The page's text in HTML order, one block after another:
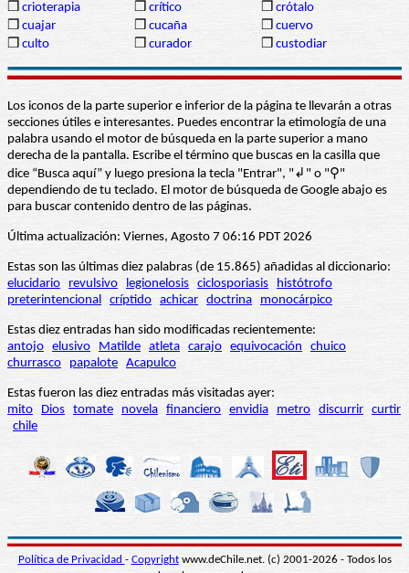
❒ crioterapia ❒ crítico ❒ crótalo
❒ cuajar ❒ cucaña ❒ cuervo
❒ culto ❒ curador ❒ custodiar
Los iconos de la parte superior e inferior de la página te llevarán a otras
secciones útiles e interesantes. Puedes encontrar la etimología de una
palabra usando el motor de búsqueda en la parte superior a mano
derecha de la pantalla. Escribe el término que buscas en la casilla que
dice “Busca aquí” y luego presiona la tecla "Entrar", "↲" o "⚲"
dependiendo de tu teclado. El motor de búsqueda de Google abajo es
para buscar contenido dentro de las páginas.
Última actualización: Viernes, Agosto 7 06:16 PDT 2026
Estas son las últimas diez palabras (de 15.865) añadidas al diccionario:
elucidario
revulsivo legionelosis ciclosporiasis
histótrofo
preterintencional críptido achicar doctrina monocárpico
Estas diez entradas han sido modificadas recientemente:
antojo elusivo Matilde atleta carajo equivocación
chuico
churrasco
papalote Acapulco
Estas fueron las diez entradas más visitadas ayer:
mito
Dios tomate novela financiero envidia metro discurrir curtir
chile
Política de Privacidad - Copyrightwww.deChile.net. (c) 2001-2026 - Todos los